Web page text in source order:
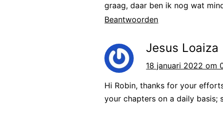
plaatsvond
naar
komen. En
graag, daar ben ik nog wat
Beantwoorden
Jesus Loaiza
18 januari 2022 om
Hi Robin, thanks for your
your chapters on a daily basis;